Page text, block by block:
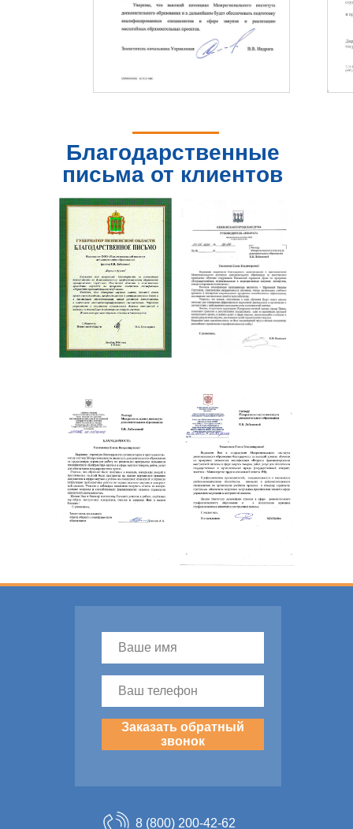
Благодарственные
письма от клиентов
8 (800) 200-42-62
Заказать обратный
звонок